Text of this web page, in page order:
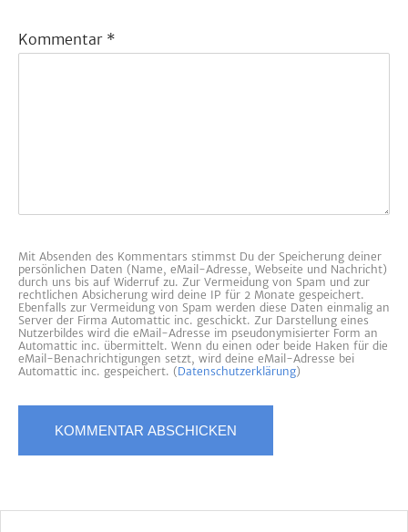
Kommentar *
Mit Absenden des Kommentars stimmst Du der Speicherung deiner
persönlichen Daten (Name, eMail-Adresse, Webseite und Nachricht)
durch uns bis auf Widerruf zu. Zur Vermeidung von Spam und zur
rechtlichen Absicherung wird deine IP für 2 Monate gespeichert.
Ebenfalls zur Vermeidung von Spam werden diese Daten einmalig an
Server der Firma Automattic inc. geschickt. Zur Darstellung eines
Nutzerbildes wird die eMail-Adresse im pseudonymisierter Form an
Automattic inc. übermittelt. Wenn du einen oder beide Haken für die
eMail-Benachrichtigungen setzt, wird deine eMail-Adresse bei
Automattic inc. gespeichert. (Datenschutzerklärung)